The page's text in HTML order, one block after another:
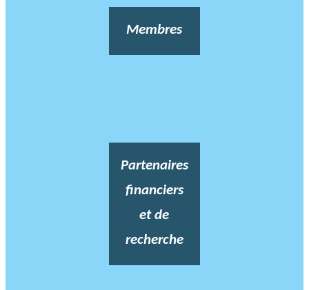
Membres
Partenaires
financiers
et de
recherche